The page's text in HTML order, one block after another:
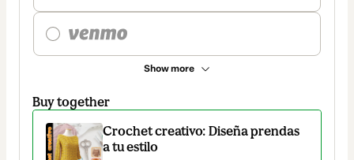
Show more
Buy together
Crochet creativo: Diseña prendas
a tu estilo